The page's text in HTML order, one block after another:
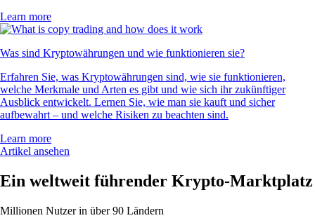
Learn more
Was sind Kryptowährungen und wie funktionieren sie?
Erfahren Sie, was Kryptowährungen sind, wie sie funktionieren,
welche Merkmale und Arten es gibt und wie sich ihr zukünftiger
Ausblick entwickelt. Lernen Sie, wie man sie kauft und sicher
aufbewahrt – und welche Risiken zu beachten sind.
Learn more
Artikel ansehen
Ein weltweit führender Krypto-Marktplatz
Millionen Nutzer in über 90 Ländern